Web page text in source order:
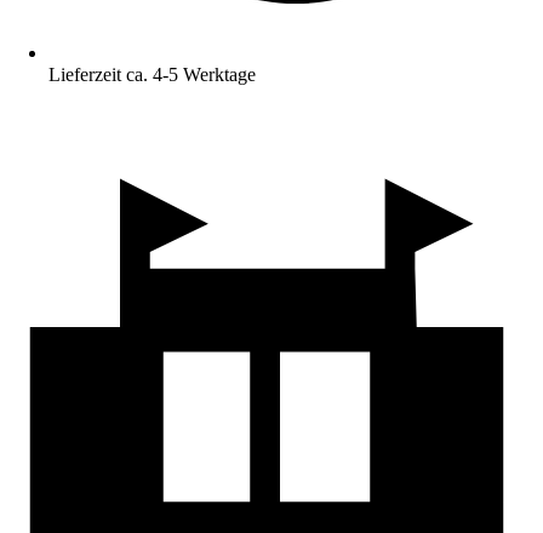
Lieferzeit ca. 4-5 Werktage